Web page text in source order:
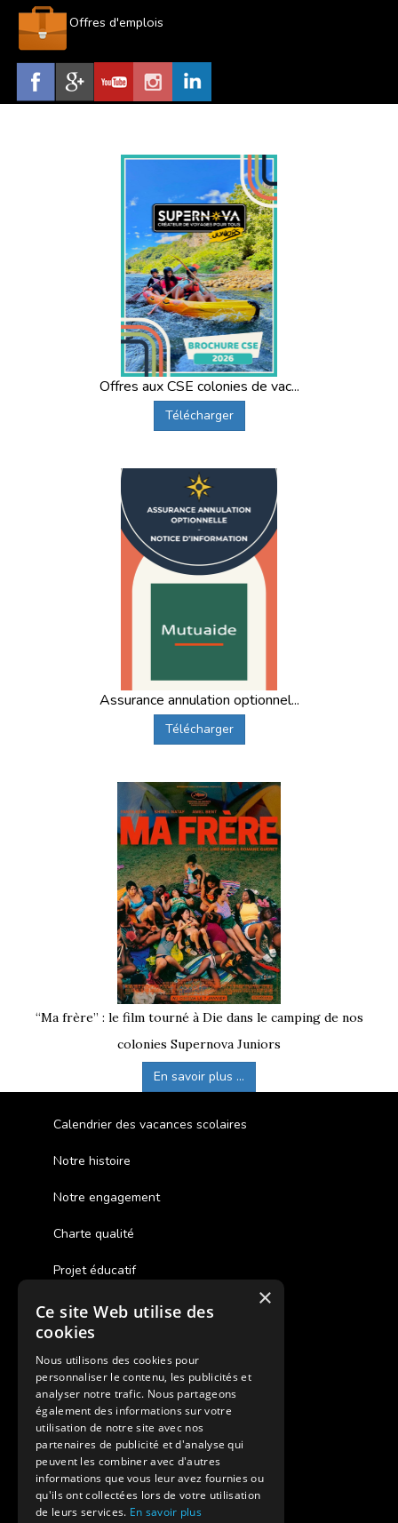
Offres d'emplois
Offres aux CSE colonies de vac...
Télécharger
Assurance annulation optionnel...
Télécharger
“Ma frère” : le film tourné à Die dans le camping de nos
colonies Supernova Juniors
En savoir plus ...
Calendrier des vacances scolaires
Notre histoire
Notre engagement
Charte qualité
Projet éducatif
Des colonies de vacances inclusives
Assurances annulations
Aides financières pour partir en colonie
Charte de confidentialité
Vacances Adaptées Adulte Supernova
×
Ce site Web utilise des
cookies
Nous utilisons des cookies pour
personnaliser le contenu, les publicités et
analyser notre trafic. Nous partageons
également des informations sur votre
utilisation de notre site avec nos
partenaires de publicité et d'analyse qui
peuvent les combiner avec d'autres
informations que vous leur avez fournies ou
qu'ils ont collectées lors de votre utilisation
de leurs services. En savoir plus